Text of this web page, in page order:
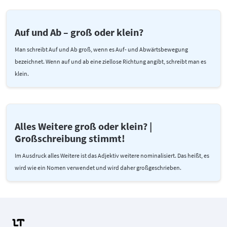
Auf und Ab – groß oder klein?
Man schreibt Auf und Ab groß, wenn es Auf- und Abwärtsbewegung
bezeichnet. Wenn auf und ab eine ziellose Richtung angibt, schreibt man es
klein.
Alles Weitere groß oder klein? |
Großschreibung stimmt!
Im Ausdruck alles Weitere ist das Adjektiv weitere nominalisiert. Das heißt, es
wird wie ein Nomen verwendet und wird daher großgeschrieben.